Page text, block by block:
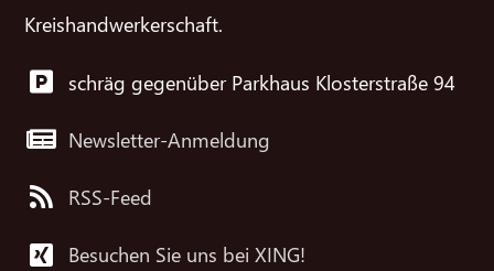
Kreishandwerkerschaft.
schräg gegenüber Parkhaus Klosterstraße 94
Newsletter-Anmeldung
RSS-Feed
Besuchen Sie uns bei XING!